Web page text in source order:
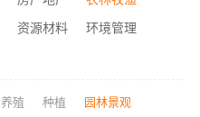
资源材料
环境管理
养殖 种植 园林景观